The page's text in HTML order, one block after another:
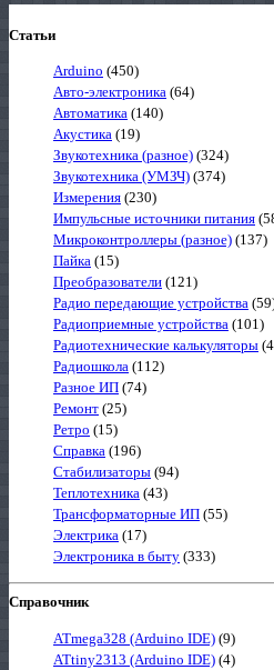
Статьи
Arduino (450)
Авто-электроника (64)
Автоматика (140)
Акустика (19)
Звукотехника (разное) (324)
Звукотехника (УМЗЧ) (374)
Измерения (230)
Импульсные источники питания
Микроконтроллеры (разное) (137)
Пайка (15)
Преобразователи (121)
Радио передающие устройства
Радиоприемные устройства (101)
Радиотехнические калькуляторы
Радиошкола (112)
Разное ИП (74)
Ремонт (25)
Ретро (15)
Справка (196)
Стабилизаторы (94)
Теплотехника (43)
Трансформаторные ИП (55)
Электрика (17)
Электроника в быту (333)
Справочник
ATmega328 (Arduino IDE) (9)
ATtiny2313 (Arduino IDE) (4)